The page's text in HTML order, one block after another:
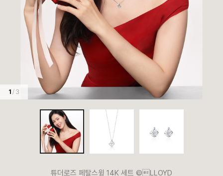
1 / 3
튜더로즈 페탈스윙 14K 세트 ©LLOYD